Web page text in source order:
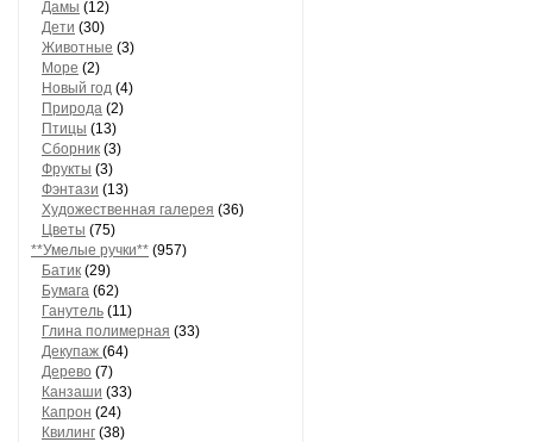
Дамы (12)
Дети (30)
Животные (3)
Море (2)
Новый год (4)
Природа (2)
Птицы (13)
Сборник (3)
Фрукты (3)
Фэнтази (13)
Художественная галерея (36)
Цветы (75)
**Умелые ручки** (957)
Батик (29)
Бумага (62)
Ганутель (11)
Глина полимерная (33)
Декупаж (64)
Дерево (7)
Канзаши (33)
Капрон (24)
Квилинг (38)